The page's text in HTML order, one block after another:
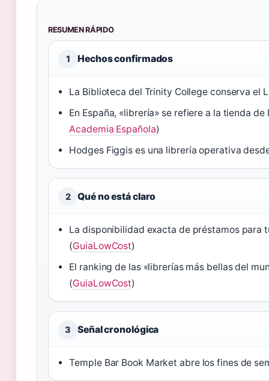
RESUMEN RÁPIDO
1 Hechos confirmados
La Biblioteca del Trinity College conserva el
En España, «librería» se refiere a la tienda
Academia Española)
Hodges Figgis es una librería operativa
2 Qué no está claro
La disponibilidad exacta de préstamos para
(GuiaLowCost)
El ranking de las «librerías más bellas del
(GuiaLowCost)
3 Señal cronológica
Temple Bar Book Market abre los fines de